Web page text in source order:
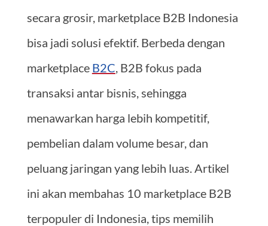
secara grosir, marketplace B2B Indonesia
bisa jadi solusi efektif. Berbeda dengan
marketplace B2C , B2B fokus pada
transaksi antar bisnis, sehingga
menawarkan harga lebih kompetitif,
pembelian dalam volume besar, dan
peluang jaringan yang lebih luas. Artikel
ini akan membahas 10 marketplace B2B
terpopuler di Indonesia, tips memilih